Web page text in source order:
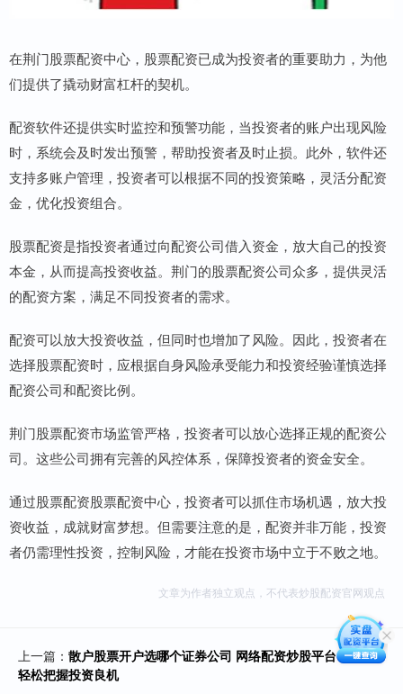
在荆门股票配资中心，股票配资已成为投资者的重要助力，为他
们提供了撬动财富杠杆的契机。
配资软件还提供实时监控和预警功能，当投资者的账户出现风险
时，系统会及时发出预警，帮助投资者及时止损。此外，软件还
支持多账户管理，投资者可以根据不同的投资策略，灵活分配资
金，优化投资组合。
股票配资是指投资者通过向配资公司借入资金，放大自己的投资
本金，从而提高投资收益。荆门的股票配资公司众多，提供灵活
的配资方案，满足不同投资者的需求。
配资可以放大投资收益，但同时也增加了风险。因此，投资者在
选择股票配资时，应根据自身风险承受能力和投资经验谨慎选择
配资公司和配资比例。
荆门股票配资市场监管严格，投资者可以放心选择正规的配资公
司。这些公司拥有完善的风控体系，保障投资者的资金安全。
通过股票配资股票配资中心，投资者可以抓住市场机遇，放大投
资收益，成就财富梦想。但需要注意的是，配资并非万能，投资
者仍需理性投资，控制风险，才能在投资市场中立于不败之地。
文章为作者独立观点，不代表炒股配资官网观点
上一篇： 散户股票开户选哪个证券公司 网络配资炒股平台：助您
轻松把握投资良机